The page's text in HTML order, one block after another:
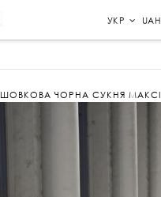
УКР UAH
ШОВКОВА ЧОРНА СУКНЯ МАКСІ